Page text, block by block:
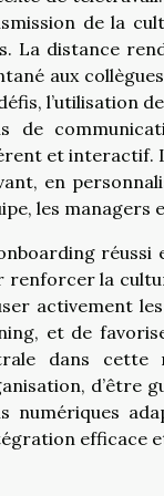
de la
La distance
aux
l’utilisation
de
et interactif.
en
les managers
réussi
renforcer la
activement
et de
dans cette
d’être
numériques
efficace